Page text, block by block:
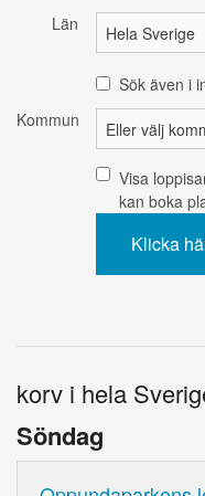
Län
Sök även i
Kommun
Visa
kan boka
korv i hela
Söndag